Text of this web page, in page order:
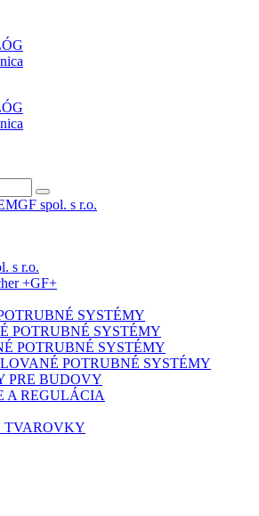
s r.o.
+GF+
SYSTÉMY
POTRUBNÉ SYSTÉMY
POTRUBNÉ SYSTÉMY
POTRUBNÉ SYSTÉMY
PRE BUDOVY
A REGULÁCIA
TVAROVKY